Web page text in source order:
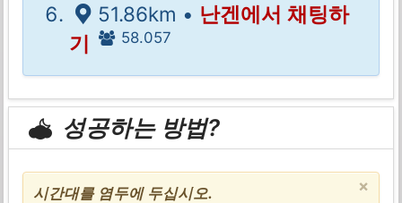
51.86km • 난겐에서 채팅하
기
58.057
성공하는 방법?
×
시간대를 염두에 두십시오.